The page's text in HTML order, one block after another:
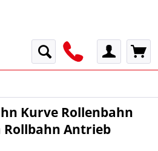
Kurve Rollenbahn
Rollbahn Antrieb